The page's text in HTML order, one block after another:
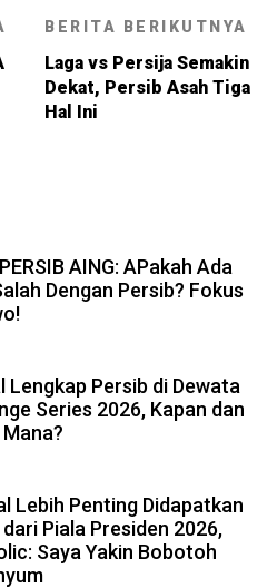
BERITA BERIKUTNYA
Laga vs Persija Semakin
Dekat, Persib Asah Tiga
Hal Ini
AING: APakah Ada
Dengan Persib? Fokus
Lengkap Persib di Dewata
Series 2026, Kapan dan
Lebih Penting Didapatkan
Piala Presiden 2026,
Saya Yakin Bobotoh